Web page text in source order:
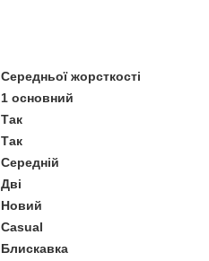
Середньої жорсткості
1 основний
Так
Так
Середній
Дві
Новий
Casual
Блискавка